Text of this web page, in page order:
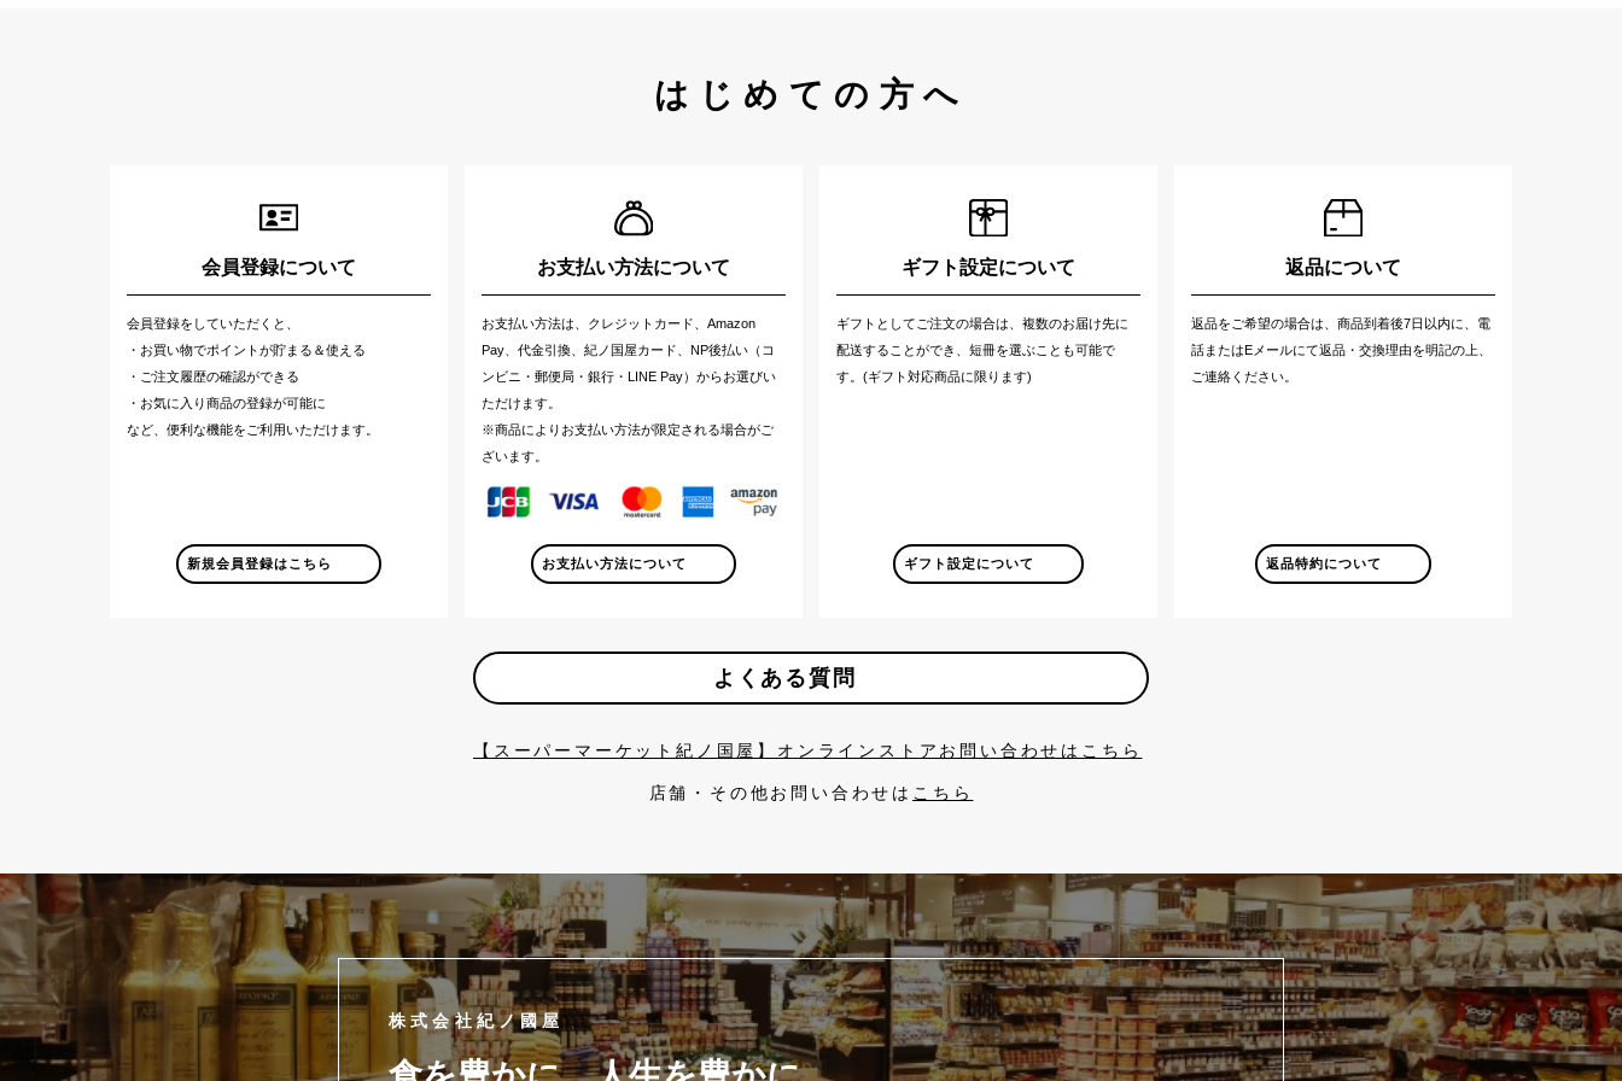
はじめての方へ
会員登録について
会員登録をしていただくと、
・お買い物でポイントが貯まる＆使える
・ご注文履歴の確認ができる
・お気に入り商品の登録が可能に
など、便利な機能をご利用いただけます。
新規会員登録はこちら
お支払い方法について
お支払い方法は、クレジットカード、Amazon
Pay、代金引換、紀ノ国屋カード、NP後払い（コ
ンビニ・郵便局・銀行・LINE Pay）からお選びい
ただけます。
※商品によりお支払い方法が限定される場合がご
ざいます。
お支払い方法について
ギフト設定について
ギフトとしてご注文の場合は、複数のお届け先に
配送することができ、短冊を選ぶことも可能で
す。(ギフト対応商品に限ります)
ギフト設定について
返品について
返品をご希望の場合は、商品到着後7日以内に、電
話またはEメールにて返品・交換理由を明記の上、
ご連絡ください。
返品特約について
よくある質問
【スーパーマーケット紀ノ国屋】オンラインストアお問い合わせはこちら
店舗・その他お問い合わせは こちら
株式会社紀ノ國屋